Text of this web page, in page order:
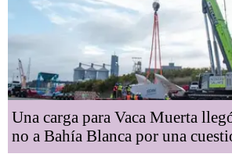
Una carga para Vaca Muerta
no a Bahía Blanca por una